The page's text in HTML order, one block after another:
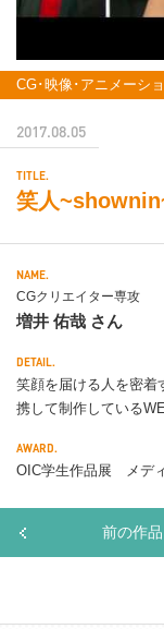
CG･映像･アニメーシ
2017.08.05
TITLE.
笑人
NAME.
CGクリエイター専攻
増井 佑哉 さん
DETAIL.
笑顔を届ける人を密着
携して制作している
AWARD.
OIC学生作品展 メデ
前の作品